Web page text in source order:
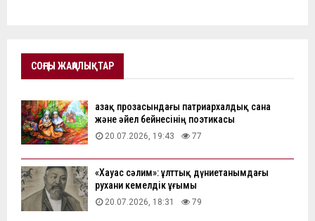
СОҢҒЫ ЖАҢАЛЫҚТАР
Қазақ прозасындағы патриархалдық сана
және әйел бейнесінің поэтикасы
20.07.2026, 19:43 77
«Хауас сәлим»: ұлттық дүниетанымдағы
рухани кемелдік ұғымы
20.07.2026, 18:31 79